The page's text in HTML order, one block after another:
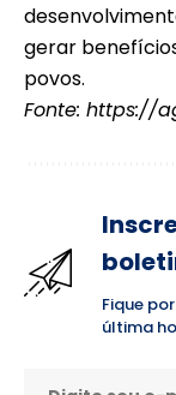
gerar
povos.
Fonte: https://
Fique
última